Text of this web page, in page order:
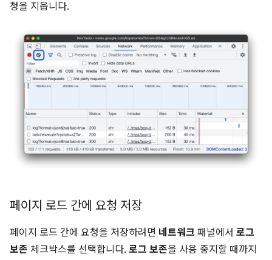
청을 지웁니다.
페이지 로드 간에 요청 저장
페이지 로드 간에 요청을 저장하려면 네트워크 패널에서 로그
보존 체크박스를 선택합니다. 로그 보존을 사용 중지할 때까지